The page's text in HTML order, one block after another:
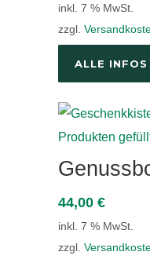
inkl. 7 % MwSt.
zzgl.
ALLE INFOS
44,00 €
inkl. 7 % MwSt.
zzgl.